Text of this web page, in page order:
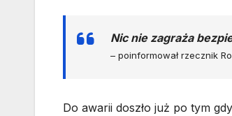
Nic nie zagraża
– poinformował rzecznik
Do awarii doszło już po tym